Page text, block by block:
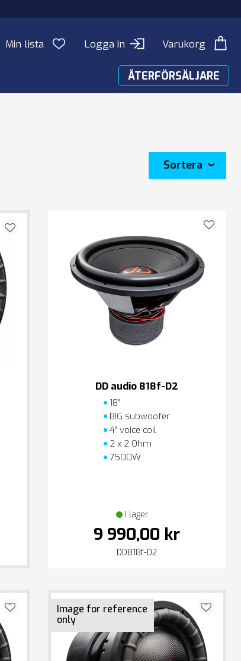
Min lista Logga in Varukorg
ÅTERFÖRSÄLJARE
Sortera
DD audio 818f-D2
18″
BIG subwoofer
4″ voice coil
2 x 2 Ohm
7500W
I lager
9 990,00 kr
DD818f-D2
Image for reference
only